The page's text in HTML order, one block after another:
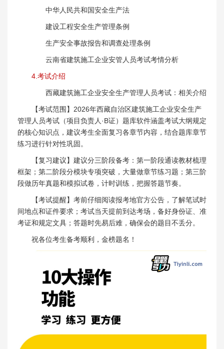
中华人民共和国安全生产法
建设工程安全生产管理条例
生产安全事故报告和调查处理条例
云南省建筑施工企业安管人员考试考情分析
4.考试介绍
西藏建筑施工企业安全生产管理人员考试：相关介绍
【考试范围】2026年西藏自治区建筑施工企业安全生产
管理人员考试（项目负责人·B证）题库软件涵盖考试大纲规定
的核心知识点，建议考生全面复习各章节内容，结合题库章节
练习进行针对性巩固。
【复习建议】建议分三阶段备考：第一阶段通读教材梳理
框架；第二阶段分模块专项突破，大量做章节练习题；第三阶
段做历年真题和模拟试卷，计时训练，把握答题节奏。
【考试提醒】考前仔细阅读报考地官方公告，了解笔试时
间地点和证件要求；考试当天提前到达考场，备好身份证、准
考证和规定文具；答题时先易后难，确保会的题目不丢分。
祝各位考生备考顺利，金榜题名！